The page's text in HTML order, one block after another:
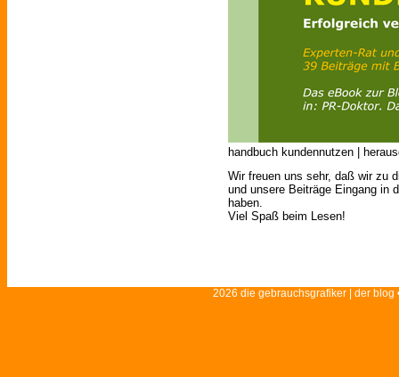
handbuch kundennutzen |
Wir freuen uns sehr, daß wir zu
und unsere Beiträge Eingang in
haben.
Viel Spaß beim Lesen!
2026 die gebrauchsgrafiker | der blog